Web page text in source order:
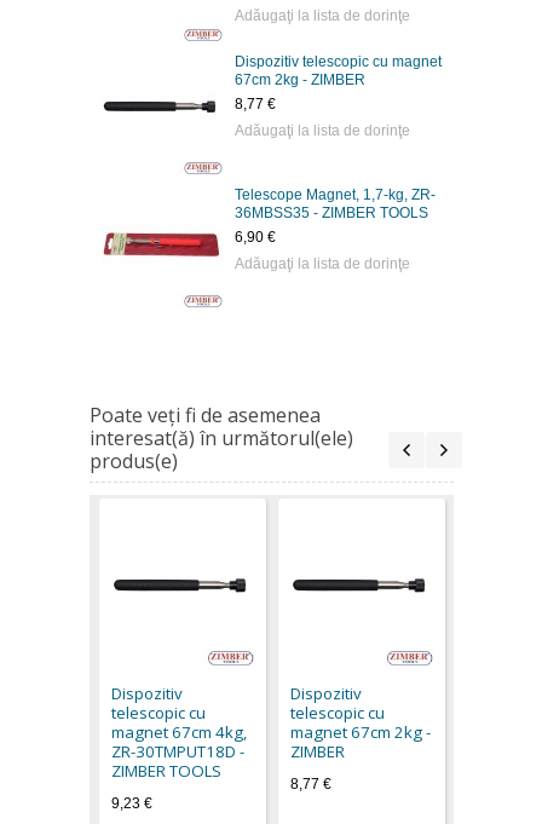
Adăugaţi la lista de dorinţe
Dispozitiv telescopic cu magnet
67cm 2kg - ZIMBER
8,77 €
Adăugaţi la lista de dorinţe
Telescope Magnet, 1,7-kg, ZR-
36MBSS35 - ZIMBER TOOLS
6,90 €
Adăugaţi la lista de dorinţe
Poate veţi fi de asemenea
interesat(ă) în următorul(ele)
produs(e)
Dispozitiv
telescopic cu
magnet 67cm 4kg,
ZR-30TMPUT18D -
ZIMBER TOOLS
9,23 €
Dispozitiv
telescopic cu
magnet 67cm 2kg -
ZIMBER
8,77 €